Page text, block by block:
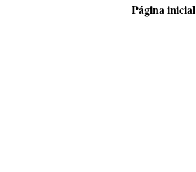
Página inicial